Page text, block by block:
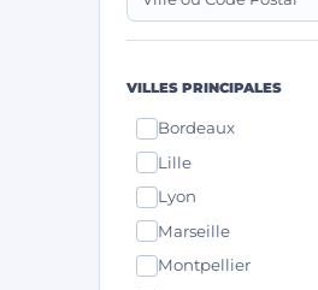
VILLES PRINCIPALES
Bordeaux
Lille
Lyon
Marseille
Montpellier